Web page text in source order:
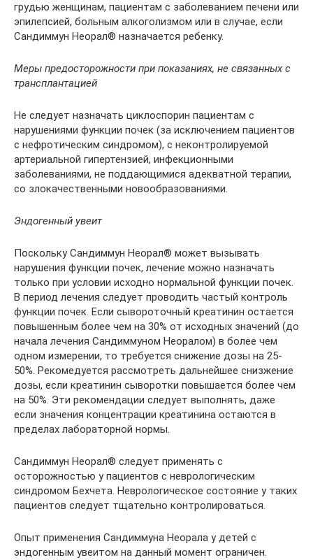
грудью женщинам, пациентам с заболеванием печени или
эпилепсией, больным алкоголизмом или в случае, если
Сандиммун Неорал® назначается ребенку.
Меры предосторожности при показаниях, не связанных с
трансплантацией
Не следует назначать циклоспорин пациентам с
нарушениями функции почек (за исключением пациентов
с нефротическим синдромом), с неконтролируемой
артериальной гипертензией, инфекционными
заболеваниями, не поддающимися адекватной терапии,
со злокачественными новообразованиями.
Эндогенный увеит
Поскольку Сандиммун Неорал® может вызывать
нарушения функции почек, лечение можно назначать
только при условии исходно нормальной функции почек.
В период лечения следует проводить частый контроль
функции почек. Если сывороточный креатинин остается
повышенным более чем на 30% от исходных значений (до
начала лечения Сандиммуном Неоралом) в более чем
одном измерении, то требуется снижение дозы на 25-
50%. Рекомедуется рассмотреть дальнейшее снизжение
дозы, если креатинин сыворотки повышается более чем
на 50%. Эти рекомендации следует выполнять, даже
если значения концентрации креатинина остаются в
пределах лабораторной нормы.
Сандиммун Неорал® следует применять с
осторожностью у пациентов с неврологическим
синдромом Бехчета. Неврологическое состояние у таких
пациентов следует тщательно контролироваться.
Опыт применения Сандиммуна Неорала у детей с
эндогенным увеитом на данный момент ограничен.